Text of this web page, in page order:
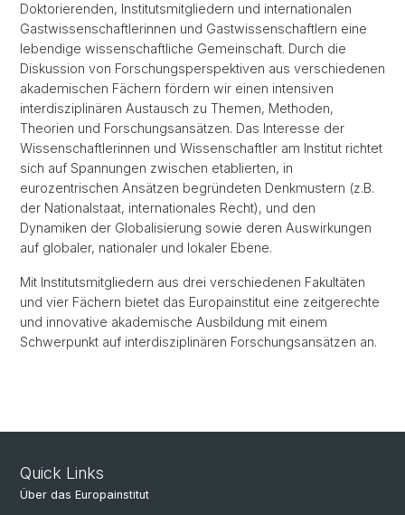
Doktorierenden, Institutsmitgliedern und internationalen
Gastwissenschaftlerinnen und Gastwissenschaftlern eine
lebendige wissenschaftliche Gemeinschaft. Durch die
Diskussion von Forschungsperspektiven aus verschiedenen
akademischen Fächern fördern wir einen intensiven
interdisziplinären Austausch zu Themen, Methoden,
Theorien und Forschungsansätzen. Das Interesse der
Wissenschaftlerinnen und Wissenschaftler am Institut richtet
sich auf Spannungen zwischen etablierten, in
eurozentrischen Ansätzen begründeten Denkmustern (z.B.
der Nationalstaat, internationales Recht), und den
Dynamiken der Globalisierung sowie deren Auswirkungen
auf globaler, nationaler und lokaler Ebene.
Mit Institutsmitgliedern aus drei verschiedenen Fakultäten
und vier Fächern bietet das Europainstitut eine zeitgerechte
und innovative akademische Ausbildung mit einem
Schwerpunkt auf interdisziplinären Forschungsansätzen an.
Quick Links
Über das Europainstitut